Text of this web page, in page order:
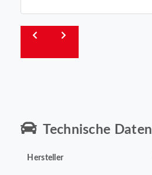
Technische Daten
Hersteller